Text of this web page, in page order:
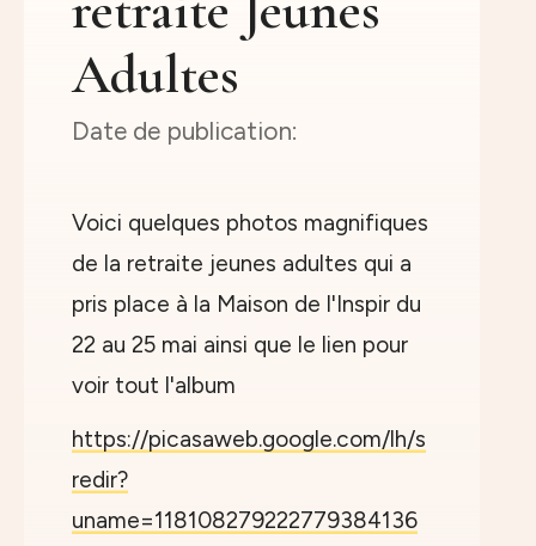
Adultes
Voici quelques photos magnifiques
de la retraite jeunes adultes qui a
pris place à la Maison de l'Inspir du
22 au 25 mai ainsi que le lien pour
voir tout l'album
https://picasaweb.google.com/lh/s
redir?
uname=118108279222779384136